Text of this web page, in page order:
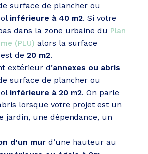
surface de plancher ou
inférieure à 40 m2. Si votre
dans la zone urbaine du Plan
(PLU) alors la surface
de 20 m2.
extérieur d’annexes ou abris
surface de plancher ou
inférieure à 20 m2. On parle
lorsque votre projet est un
jardin, une dépendance, un
d’un mur d’une hauteur au